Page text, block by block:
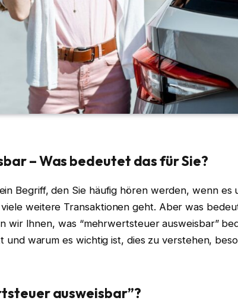
– Was bedeutet das für Sie?
Begriff, den Sie häufig hören werden, wenn es
weitere Transaktionen geht. Aber was
wir Ihnen, was “mehrwertsteuer ausweisbar”
und warum es wichtig ist, dies zu verstehen,
ausweisbar”?